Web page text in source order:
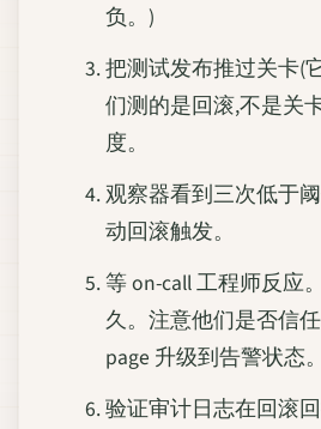
负。)
把测试发布推过关卡(
们测的是回滚,不是关
度。
观察器看到三次低于
动回滚触发。
等 on-call 工程师反应
久。注意他们是否信
page 升级到告警状态。
验证审计日志在回滚